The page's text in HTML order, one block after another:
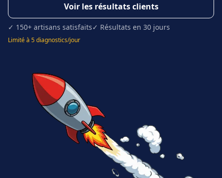
Voir les résultats clients
✓ 150+ artisans satisfaits✓ Résultats en 30 jours
Limité à 5 diagnostics/jour